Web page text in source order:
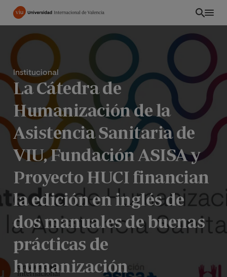
Pasar
principal
Institucional
La Cátedra de
Humanización de la
Asistencia Sanitaria de
VIU, Fundación ASISA y
Proyecto HUCI financian
la edición en inglés de
dos manuales de buenas
prácticas de
humanización